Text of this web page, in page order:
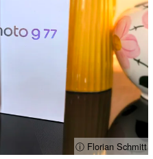
ⓘ Florian Schmitt